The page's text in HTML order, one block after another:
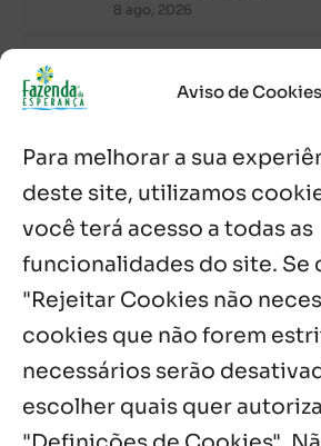
Aviso de Cookies
Para melhorar a sua
deste site, utilizamos
você terá acesso a todas as
funcionalidades do site. Se
"Rejeitar Cookies não
cookies que não forem
necessários serão
escolher quais quer
8 ago, 2026
8 ago, 2026
Acolhidos e voluntários
7 ago, 2026
Es de Chapala celebram
missão em encontro
7 ago, 2026
Notícias por Categoria